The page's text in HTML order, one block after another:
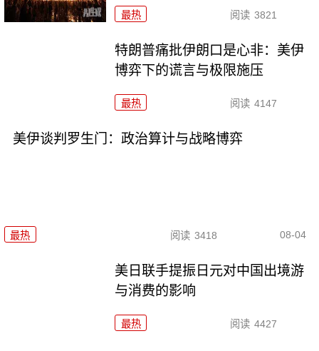
最热 阅读 3821
特朗普痛批伊朗口是心非：美伊
博弈下的谎言与极限施压
最热 阅读 4147
美伊谈判罗生门：政治算计与战略博弈
最热 阅读 3418 08-04
美日联手提振日元对中国出境游
与消费的影响
最热 阅读 4427